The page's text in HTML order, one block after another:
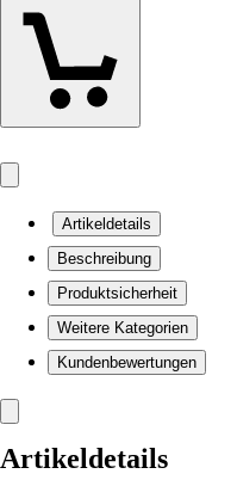
Artikeldetails
Beschreibung
Produktsicherheit
Weitere Kategorien
Kundenbewertungen
Artikeldetails